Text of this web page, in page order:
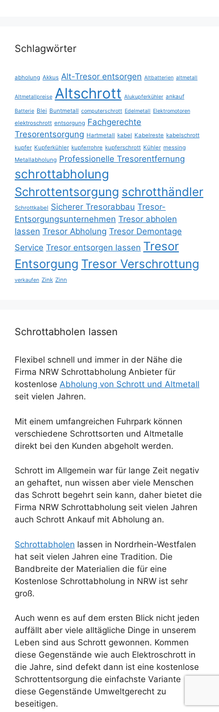
Schlagwörter
abholung Akkus Alt-Tresor entsorgen Altbatterien altmetall
Altmetallpreise Altschrott Alukupferkühler ankauf
Batterie Blei Buntmetall computerschrott Edelmetall Elektromotoren
elektroschrott entsorgung Fachgerechte
Tresorentsorgung Hartmetall kabel Kabelreste kabelschrott
kupfer Kupferkühler kupferrohre kupferschrott Kühler messing
Metallabholung Professionelle Tresorentfernung
schrottabholung
Schrottentsorgung schrotthändler
Schrottkabel Sicherer Tresorabbau Tresor-
Entsorgungsunternehmen Tresor abholen
lassen Tresor Abholung Tresor Demontage
Service Tresor entsorgen lassen Tresor
Entsorgung Tresor Verschrottung
verkaufen Zink Zinn
Schrottabholen lassen
Flexibel schnell und immer in der Nähe die
Firma NRW Schrottabholung Anbieter für
kostenlose Abholung von Schrott und Altmetall
seit vielen Jahren.
Mit einem umfangreichen Fuhrpark können
verschiedene Schrottsorten und Altmetalle
direkt bei den Kunden abgeholt werden.
Schrott im Allgemein war für lange Zeit negativ
an gehaftet, nun wissen aber viele Menschen
das Schrott begehrt sein kann, daher bietet die
Firma NRW Schrottabholung seit vielen Jahren
auch Schrott Ankauf mit Abholung an.
Schrottabholen lassen in Nordrhein-Westfalen
hat seit vielen Jahren eine Tradition. Die
Bandbreite der Materialien die für eine
Kostenlose Schrottabholung in NRW ist sehr
groß.
Auch wenn es auf dem ersten Blick nicht jeden
auffällt aber viele alltägliche Dinge in unserem
Leben sind aus Schrott gewonnen. Kommen
diese Gegenstände wie auch Elektroschrott in
die Jahre, sind defekt dann ist eine kostenlose
Schrottentsorgung die einfachste Variante
diese Gegenstände Umweltgerecht zu
beseitigen.